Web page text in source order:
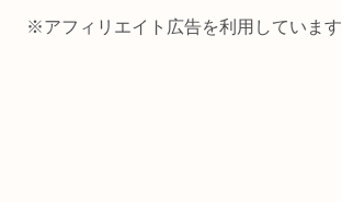
※アフィリエイト広告を利用しています